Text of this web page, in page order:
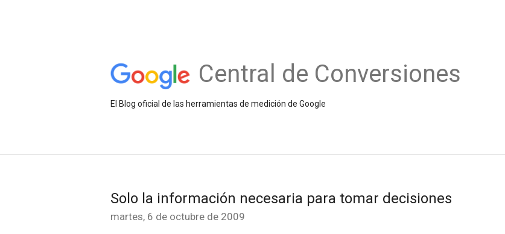
Central de Conversiones
El Blog oficial de las herramientas de medición de Google
Solo la información necesaria para tomar decisiones
martes, 6 de octubre de 2009